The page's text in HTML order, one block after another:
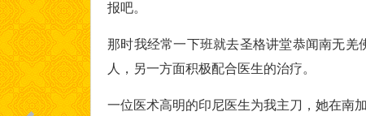
报吧。
那时我经常一下班就去圣格讲堂恭闻南无
人，另一方面积极配合医生的治疗。
一位医术高明的印尼医生为我主刀，她在南